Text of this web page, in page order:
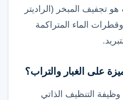
تجفيف المبخر (الراديتر
الماء المتراكمة
وظيفة التنظيف الذاتي